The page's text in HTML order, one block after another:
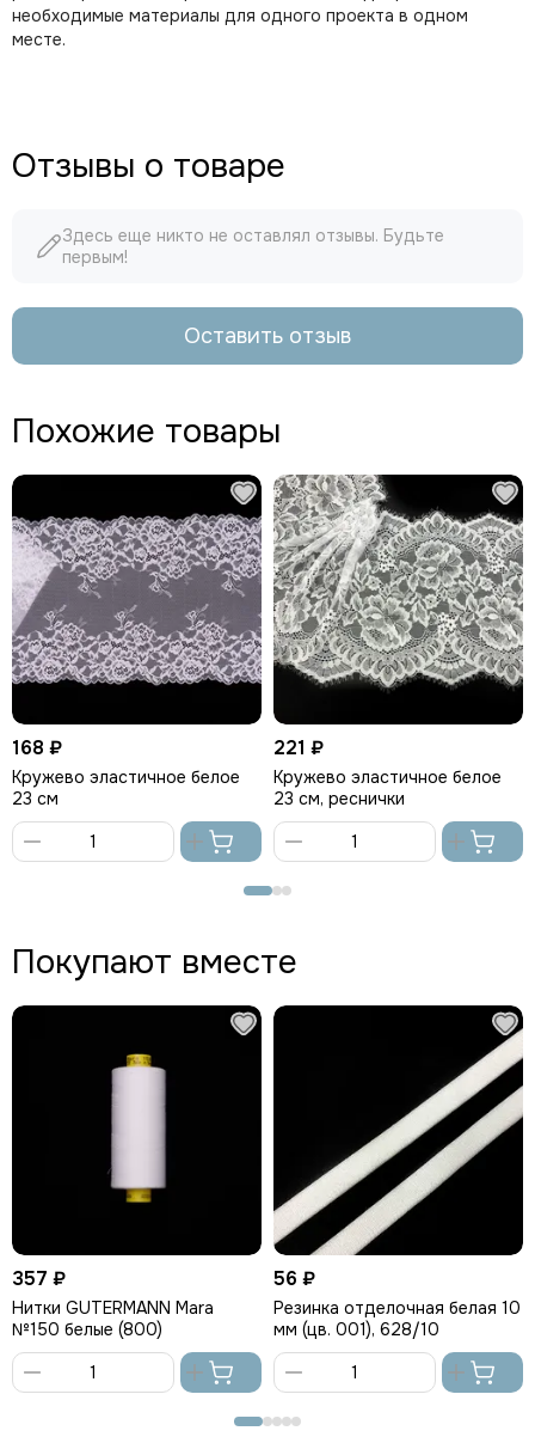
необходимые материалы для одного проекта в одном
месте.
Отзывы о товаре
Здесь еще никто не оставлял отзывы. Будьте
первым!
Оставить отзыв
Похожие товары
168 ₽
Кружево эластичное белое
23 см
корзину
221 ₽
Кружево эластичное белое
23 см, реснички
Покупают вместе
357 ₽
Нитки GUTERMANN Mara
№150 белые (800)
корзину
56 ₽
Резинка отделочная белая 10
мм (цв. 001), 628/10